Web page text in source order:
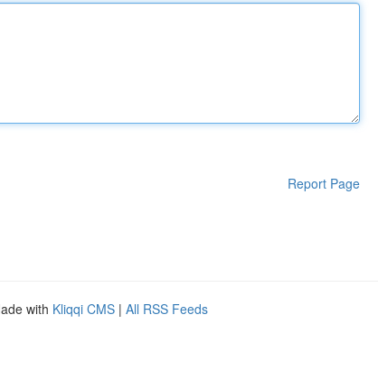
Report Page
with Kliqqi CMS | All RSS Feeds